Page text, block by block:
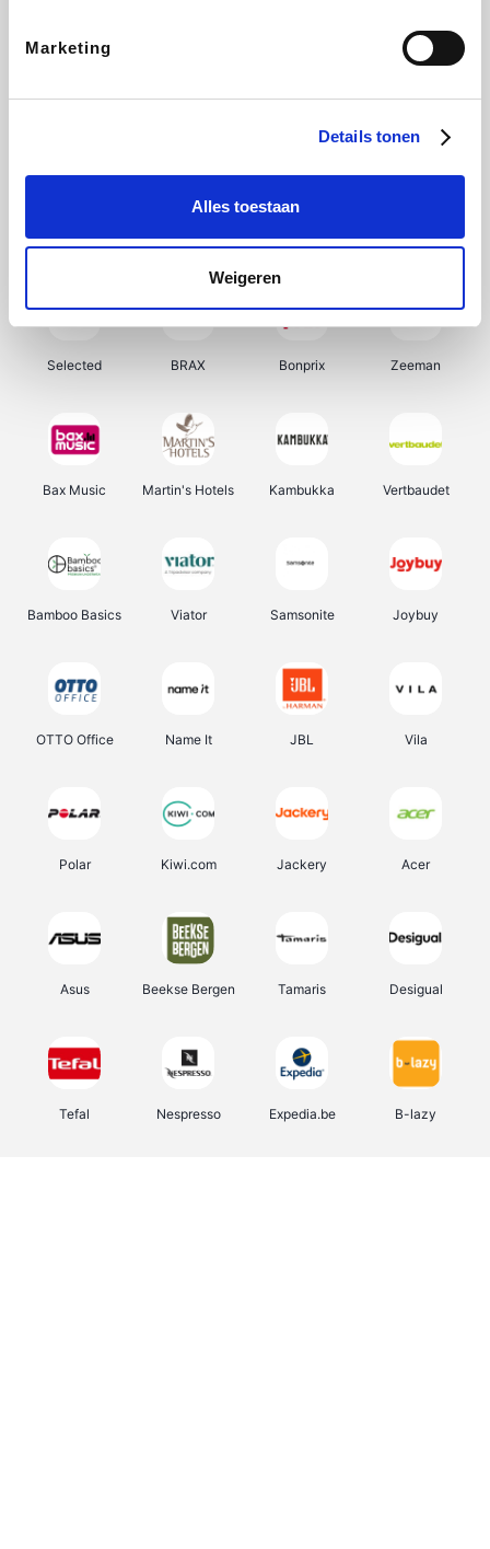
Marketing
Details tonen
Alles toestaan
Weigeren
Samsung My Jewellery Delonghi Tennis Point
Selected BRAX Bonprix Zeeman
Bax Music Martin's Hotels Kambukka Vertbaudet
Bamboo Basics Viator Samsonite Joybuy
OTTO Office Name It JBL Vila
Polar Kiwi.com Jackery Acer
Asus Beekse Bergen Tamaris Desigual
Tefal Nespresso Expedia.be B-lazy